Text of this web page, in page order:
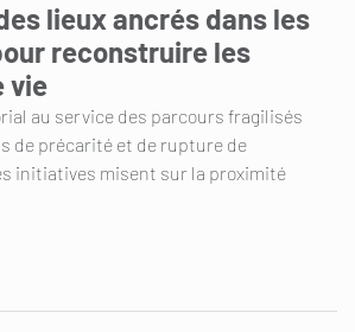
lieux ancrés dans les
reconstruire les
vie
au service des parcours fragilisés
de précarité et de rupture de
initiatives misent sur la proximité